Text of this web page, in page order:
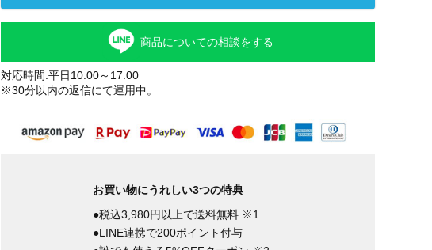
商品についての相談をする
対応時間:平日10:00～17:00
※30分以内の返信にて運用中。
お買い物にうれしい3つの特典
●税込3,980円以上で送料無料 ※1
●LINE連携で200ポイント付与